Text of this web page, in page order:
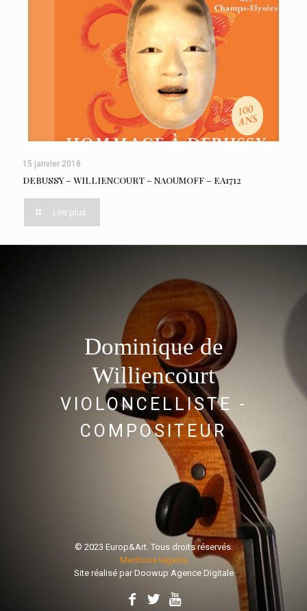
15 janvier 2018
DEBUSSY – WILLIENCOURT – NAOUMOFF – EA1712
Lire plus
Dominique de
Williencourt
VIOLONCELLISTE -
COMPOSITEUR
© 2023 Europ&Art. Tous droits réservés.
Mentions légales
Site réalisé parDoowup Agence Digitale